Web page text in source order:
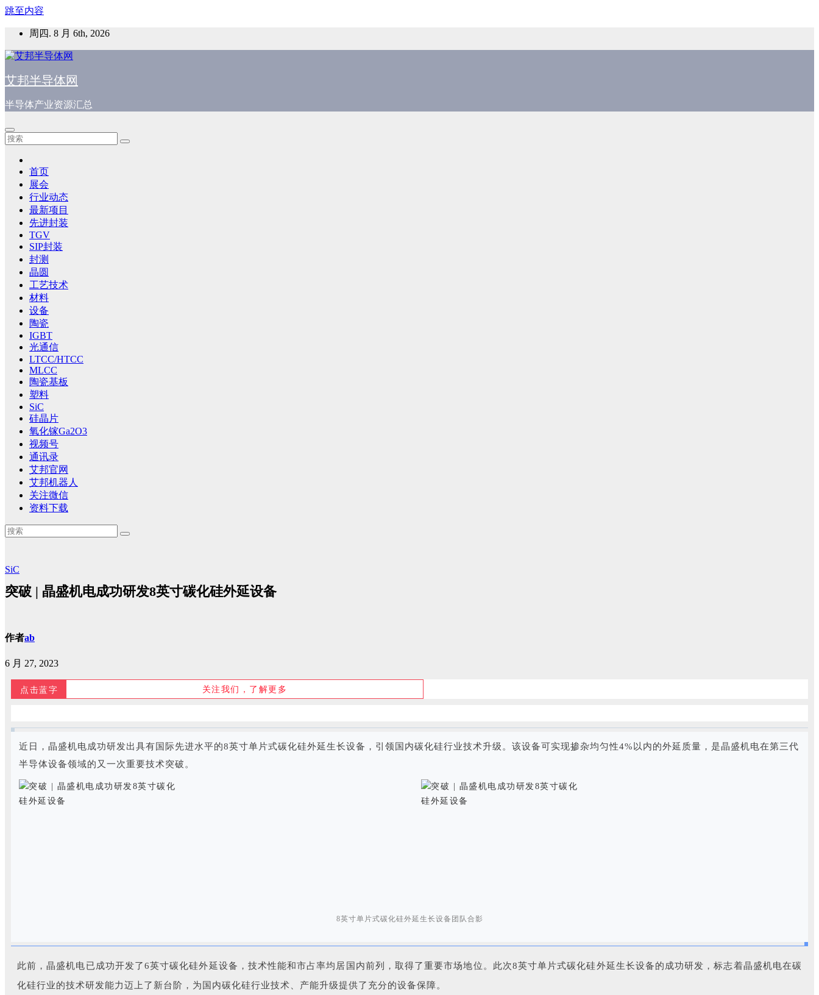
跳至内容
周四. 8 月 6th, 2026
艾邦半导体网
半导体产业资源汇总
首页
展会
行业动态
最新项目
先进封装
TGV
SIP封装
封测
晶圆
工艺技术
材料
设备
陶瓷
IGBT
光通信
LTCC/HTCC
MLCC
陶瓷基板
塑料
SiC
硅晶片
氧化镓Ga2O3
视频号
通讯录
艾邦官网
艾邦机器人
关注微信
资料下载
SiC
突破 | 晶盛机电成功研发8英寸碳化硅外延设备
作者ab
6 月 27, 2023
点击蓝字 关注我们，了解更多
近日，晶盛机电成功研发出具有国际先进水平的8英寸单片式碳化硅外延生长设备，引领国内碳化硅行业技术升级。该设备可实现掺杂均匀性4%以内的外延质量，是晶盛机电在第三代
半导体设备领域的又一次重要技术突破。
8英寸单片式碳化硅外延生长设备团队合影
此前，晶盛机电已成功开发了6英寸碳化硅外延设备，技术性能和市占率均居国内前列，取得了重要市场地位。此次8英寸单片式碳化硅外延生长设备的成功研发，标志着晶盛机电在碳
化硅行业的技术研发能力迈上了新台阶，为国内碳化硅行业技术、产能升级提供了充分的设备保障。